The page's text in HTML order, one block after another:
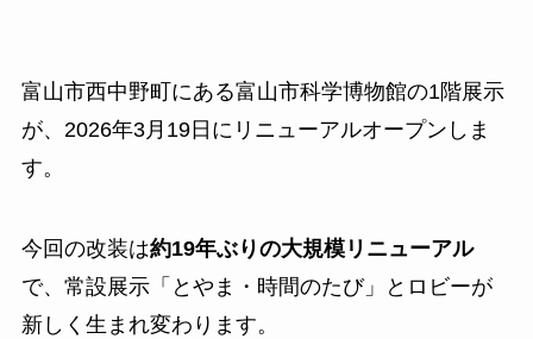
富山市西中野町にある富山市科学博物館の1階展示
が、2026年3月19日にリニューアルオープンしま
す。
今回の改装は約19年ぶりの大規模リニューアル
で、常設展示「とやま・時間のたび」とロビーが
新しく生まれ変わります。